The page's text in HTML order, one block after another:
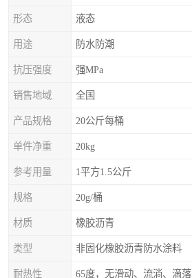
形态 液态
用途 防水防潮
抗压强度 强MPa
销售地域 全国
产品规格 20公斤每桶
单件净重 20kg
参考用量 1平方1.5公斤
规格 20g/桶
材质 橡胶沥青
类型 非固化橡胶沥青防水涂料
耐热性 65度，无滑动、流淌、滴落